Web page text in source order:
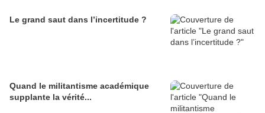
Le grand saut dans l’incertitude ?
Quand le militantisme académique
supplante la vérité...